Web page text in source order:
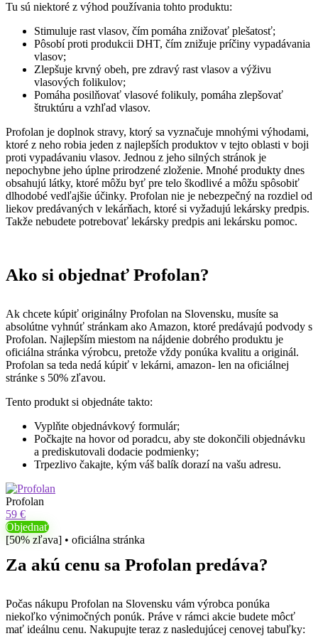
Tu sú niektoré z výhod používania tohto produktu:
Stimuluje rast vlasov, čím pomáha znižovať plešatosť;
Pôsobí proti produkcii DHT, čím znižuje príčiny vypadávania
vlasov;
Zlepšuje krvný obeh, pre zdravý rast vlasov a výživu
vlasových folikulov;
Pomáha posilňovať vlasové folikuly, pomáha zlepšovať
štruktúru a vzhľad vlasov.
Profolan je doplnok stravy, ktorý sa vyznačuje mnohými výhodami,
ktoré z neho robia jeden z najlepších produktov v tejto oblasti v boji
proti vypadávaniu vlasov. Jednou z jeho silných stránok je
nepochybne jeho úplne prirodzené zloženie. Mnohé produkty dnes
obsahujú látky, ktoré môžu byť pre telo škodlivé a môžu spôsobiť
dlhodobé vedľajšie účinky. Profolan nie je nebezpečný na rozdiel od
liekov predávaných v lekárňach, ktoré si vyžadujú lekársky predpis.
Takže nebudete potrebovať lekársky predpis ani lekársku pomoc.
Ako si objednať Profolan?
Ak chcete kúpiť originálny Profolan na Slovensku, musíte sa
absolútne vyhnúť stránkam ako Amazon, ktoré predávajú podvody s
Profolan. Najlepším miestom na nájdenie dobrého produktu je
oficiálna stránka výrobcu, pretože vždy ponúka kvalitu a originál.
Profolan sa teda nedá kúpiť v lekárni, amazon- len na oficiálnej
stránke s 50% zľavou.
Tento produkt si objednáte takto:
Vyplňte objednávkový formulár;
Počkajte na hovor od poradcu, aby ste dokončili objednávku
a prediskutovali dodacie podmienky;
Trpezlivo čakajte, kým váš balík dorazí na vašu adresu.
Profolan
59 €
Objednať
[50% zľava] • oficiálna stránka
Za akú cenu sa Profolan predáva?
Počas nákupu Profolan na Slovensku vám výrobca ponúka
niekoľko výnimočných ponúk. Práve v rámci akcie budete môcť
mať ideálnu cenu. Nakupujte teraz z nasledujúcej cenovej tabuľky: